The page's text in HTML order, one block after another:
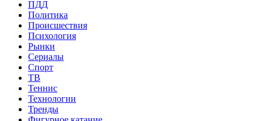
ПДД
Политика
Происшествия
Психология
Рынки
Сериалы
Спорт
ТВ
Теннис
Технологии
Тренды